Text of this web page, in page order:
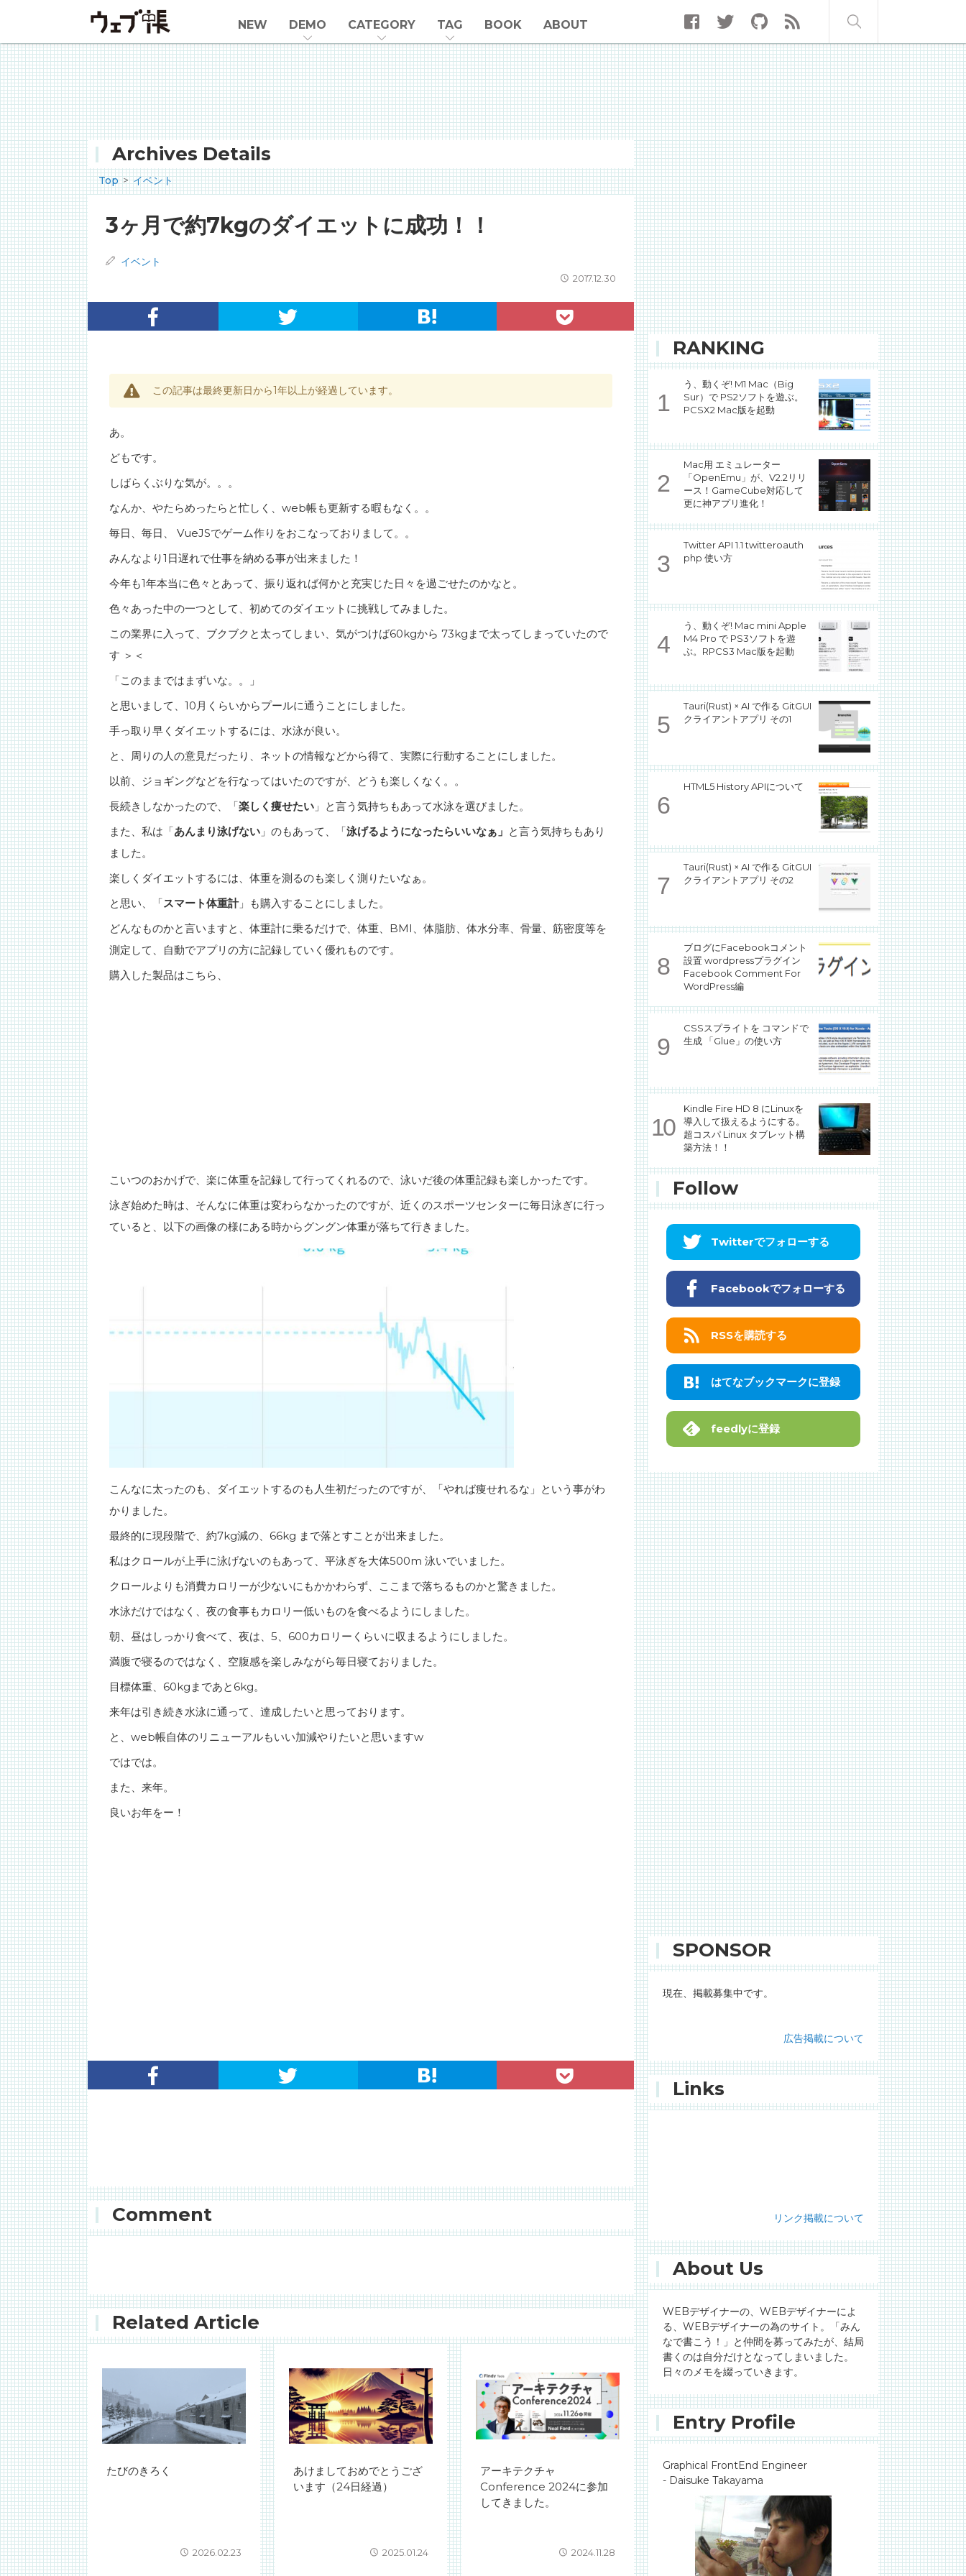
NEW DEMO CATEGORY TAG BOOK ABOUT
Archives Details
Top イベント
3ヶ月で約7kgのダイエットに成功！！
イベント
2017.12.30
この記事は最終更新日から1年以上が経過しています。
あ。
どもです。
しばらくぶりな気が。。。
なんか、やたらめったらと忙しく、web帳も更新する暇もなく。。
毎日、毎日、 VueJSでゲーム作りをおこなっておりまして。。
みんなより1日遅れで仕事を納める事が出来ました！
今年も1年本当に色々とあって、振り返れば何かと充実じた日々を過ごせたのかなと。
色々あった中の一つとして、初めてのダイエットに挑戦してみました。
この業界に入って、ブクブクと太ってしまい、気がつけば60kgから 73kgまで太ってしまっていたので
す ＞＜
「このままではまずいな。。」
と思いまして、10月くらいからプールに通うことにしました。
手っ取り早くダイエットするには、水泳が良い。
と、周りの人の意見だったり、ネットの情報などから得て、実際に行動することにしました。
以前、ジョギングなどを行なってはいたのですが、どうも楽しくなく。。
長続きしなかったので、「楽しく痩せたい 」と言う気持ちもあって水泳を選びました。
また、私は「あんまり泳げない 」のもあって、「泳げるようになったらいいなぁ」 と言う気持ちもあり
ました。
楽しくダイエットするには、体重を測るのも楽しく測りたいなぁ。
と思い、「スマート体重計」も購入することにしました。
どんなものかと言いますと、体重計に乗るだけで、体重、 BMI、体脂肪、体水分率、骨量、筋密度等を
測定して、自動でアプリの方に記録していく優れものです。
購入した製品はこちら、
こいつのおかげで、楽に体重を記録して行ってくれるので、泳いだ後の体重記録も楽しかったです。
泳ぎ始めた時は、そんなに体重は変わらなかったのですが、近くのスポーツセンターに毎日泳ぎに行っ
ていると、以下の画像の様にある時からグングン体重が落ちて行きました。
こんなに太ったのも、ダイエットするのも人生初だったのですが、「やれば痩せれるな」という事がわ
かりました。
最終的に現段階で、約7kg減の、66kg まで落とすことが出来ました。
私はクロールが上手に泳げないのもあって、平泳ぎを大体500m 泳いでいました。
クロールよりも消費カロリーが少ないにもかかわらず、ここまで落ちるものかと驚きました。
水泳だけではなく、夜の食事もカロリー低いものを食べるようにしました。
朝、昼はしっかり食べて、夜は、5、600カロリーくらいに収まるようにしました。
満腹で寝るのではなく、空腹感を楽しみながら毎日寝ておりました。
目標体重、60kgまであと6kg。
来年は引き続き水泳に通って、達成したいと思っております。
と、web帳自体のリニューアルもいい加減やりたいと思いますw
ではでは。
また、来年。
良いお年をー！
Comment
Related Article
たびのきろく
2026.02.23
あけましておめでとうござ
います（24日経過）
2025.01.24
アーキテクチャ
Conference 2024に参加
してきました。
2024.11.28
RANKING
う、動くぞ! M1 Mac（Big
Sur）で PS2ソフトを遊ぶ。
PCSX2 Mac版を起動
Mac用 エミュレーター
「OpenEmu」が、V2.2リリ
ース！GameCube対応して
更に神アプリ進化！
Twitter API 1.1 twitteroauth
php 使い方
う、動くぞ! Mac mini Apple
M4 Pro で PS3ソフトを遊
ぶ。RPCS3 Mac版を起動
Tauri(Rust) × AI で作る GitGUI
クライアントアプリ その1
HTML5 History APIについて
Tauri(Rust) × AI で作る GitGUI
クライアントアプリ その2
ブログにFacebookコメント
設置 wordpressプラグイン
Facebook Comment For
WordPress編
CSSスプライトを コマンドで
生成 「Glue」の使い方
Kindle Fire HD 8 にLinuxを
導入して扱えるようにする。
超コスパ Linux タブレット構
築方法！！
Follow
Twitterでフォローする
Facebookでフォローする
RSSを購読する
はてなブックマークに登録
feedlyに登録
SPONSOR
現在、掲載募集中です。
広告掲載について
Links
リンク掲載について
About Us
WEBデザイナーの、WEBデザイナーによ
る、WEBデザイナーの為のサイト。「みん
なで書こう！」と仲間を募ってみたが、結局
書くのは自分だけとなってしまいました。
日々のメモを綴っていきます。
Entry Profile
Graphical FrontEnd Engineer
- Daisuke Takayama